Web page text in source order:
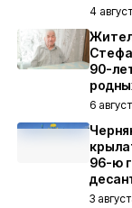
4
90-
6
96-ю
3